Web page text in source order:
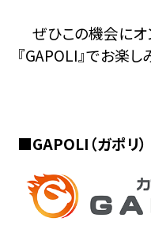
ぜひこの機会にオ
『GAPOLI』でお楽し
■GAPOLI（ガポリ）